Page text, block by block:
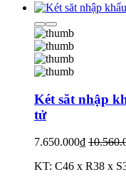
Két săt nhập
tử
7.650.000₫
KT: C46 x R38 x